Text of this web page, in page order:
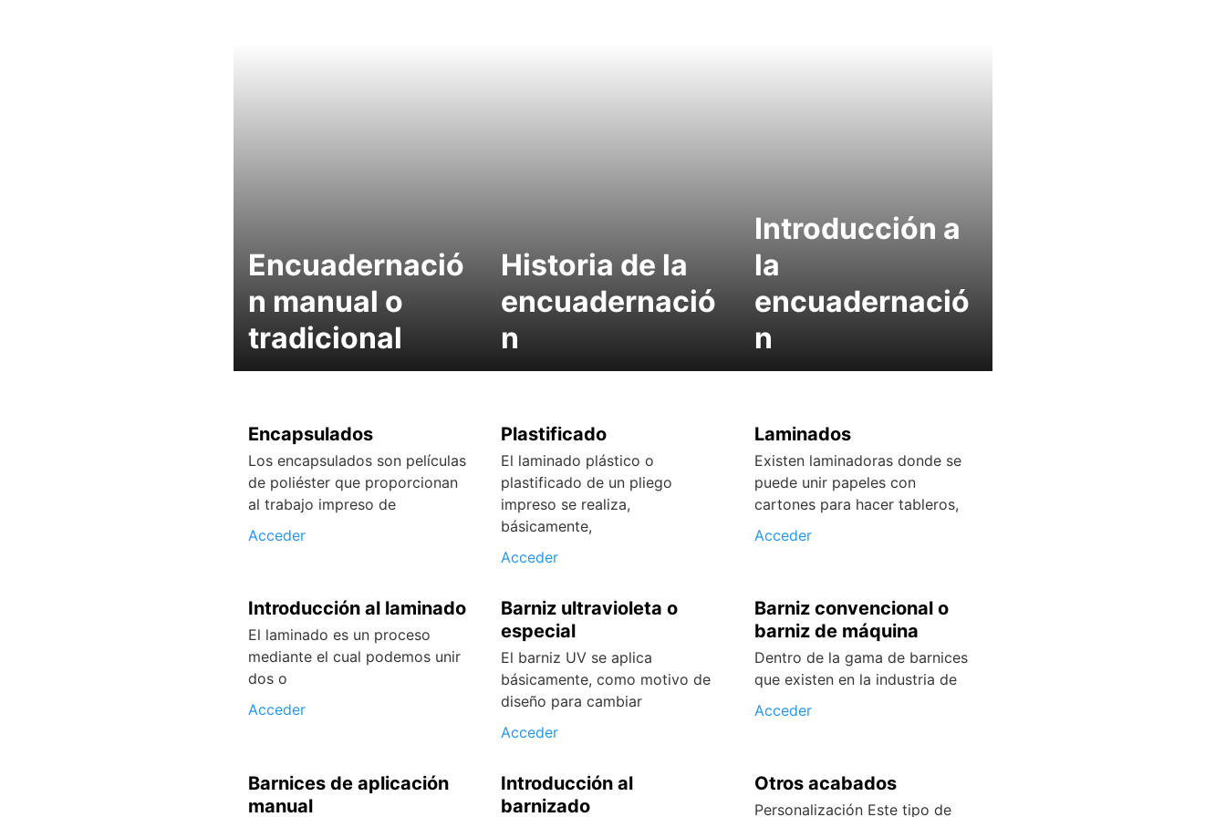
Encuadernació
n manual o
tradicional
Historia de la
encuadernació
n
Introducción a
la
encuadernació
n
Encapsulados
Los encapsulados son películas
de poliéster que proporcionan
al trabajo impreso de
Acceder
Plastificado
El laminado plástico o
plastificado de un pliego
impreso se realiza,
básicamente,
Acceder
Laminados
Existen laminadoras donde se
puede unir papeles con
cartones para hacer tableros,
Acceder
Introducción al laminado
El laminado es un proceso
mediante el cual podemos unir
dos o
Acceder
Barniz ultravioleta o
especial
El barniz UV se aplica
básicamente, como motivo de
diseño para cambiar
Acceder
Barniz convencional o
barniz de máquina
Dentro de la gama de barnices
que existen en la industria de
Acceder
Barnices de aplicación
manual
Introducción al
barnizado
Otros acabados
Personalización Este tipo de